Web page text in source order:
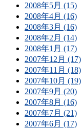
2008年5月 (15)
2008年4月 (16)
2008年3月 (16)
2008年2月 (14)
2008年1月 (17)
2007年12月 (17)
2007年11月 (18)
2007年10月 (19)
2007年9月 (20)
2007年8月 (16)
2007年7月 (21)
2007年6月 (17)